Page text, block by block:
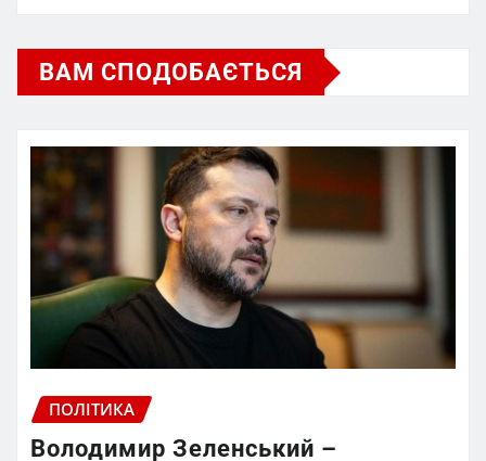
ВАМ СПОДОБАЄТЬСЯ
ПОЛІТИКА
Володимир Зеленський –